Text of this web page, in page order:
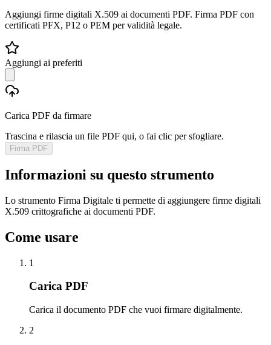
Aggiungi firme digitali X.509 ai documenti PDF. Firma PDF con
certificati PFX, P12 o PEM per validità legale.
Aggiungi ai preferiti
Carica PDF da firmare
Trascina e rilascia un file PDF qui, o fai clic per sfogliare.
Firma PDF
Informazioni su questo strumento
Lo strumento Firma Digitale ti permette di aggiungere firme digitali
X.509 crittografiche ai documenti PDF.
Come usare
1
Carica PDF
Carica il documento PDF che vuoi firmare digitalmente.
2